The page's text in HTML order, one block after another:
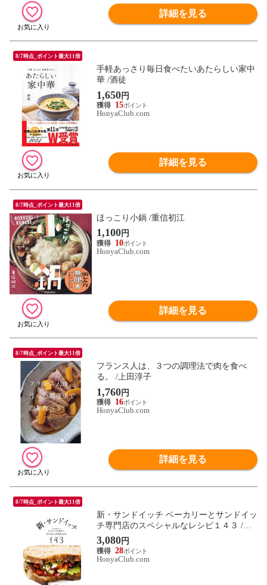
詳細を見る
8/7時点_ポイント最大11倍
手軽あっさり毎日食べたいあたらしい家中
華 /酒徒
1,650円
15
HonyaClub.com
詳細を見る
8/7時点_ポイント最大11倍
ほっこり小鍋 /重信初江
1,100円
10
HonyaClub.com
詳細を見る
8/7時点_ポイント最大11倍
フランス人は、３つの調理法で肉を食べ
る。 /上田淳子
1,760円
16
HonyaClub.com
詳細を見る
8/7時点_ポイント最大11倍
新・サンドイッチ ベーカリーとサンドイッ
チ専門店のスペシャルなレシピ１４３ /柴
田書店
3,080円
28
HonyaClub.com